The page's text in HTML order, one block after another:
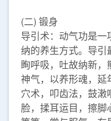
(二) 锻身
导引术：动气功是
纳的养生方式。导
眴呼吸，吐故纳新，
神气，以养形魂，延
穴术，叩齿法，鼓
脸，揉耳运目，擦